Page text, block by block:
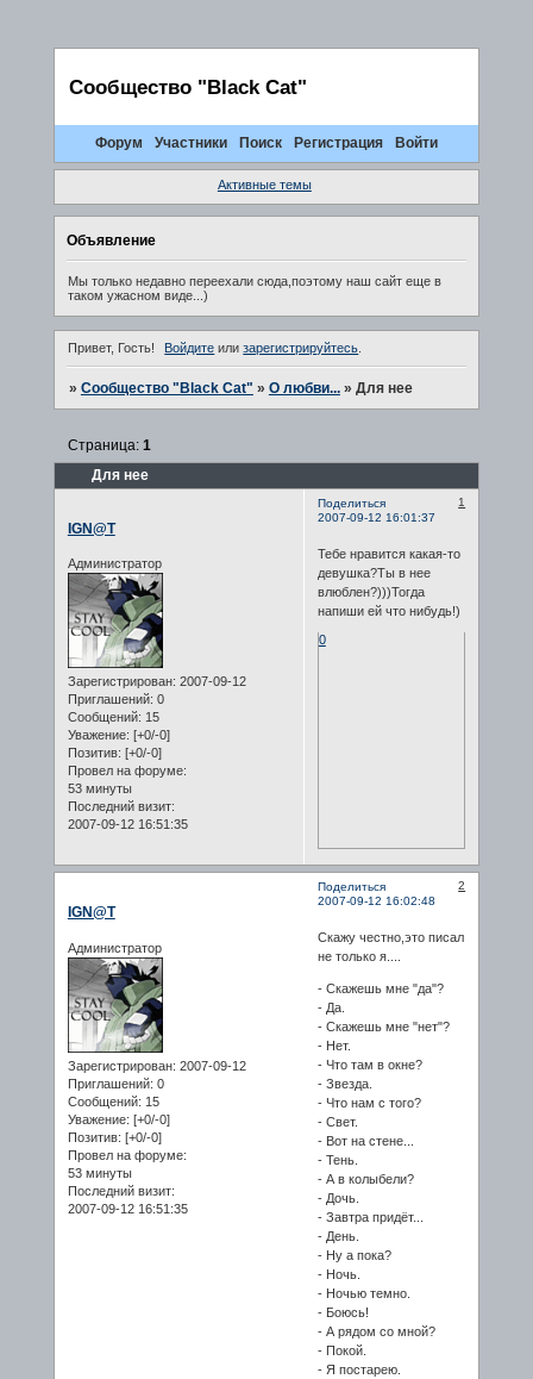
Сообщество "Black Cat"
Форум Участники Поиск Регистрация Войти
Активные темы
Объявление
Мы только недавно переехали сюда,поэтому наш сайт еще в
таком ужасном виде...)
Привет, Гость! Войдите илизарегистрируйтесь
» Сообщество "Black Cat" » О любви... » Для нее
Для нее
Страница: 1
Поделиться
1
2007-09-12 16:01:37
IGN@T
Администратор
Зарегистрирован: 2007-09-12
Приглашений: 0
Сообщений: 15
Уважение: [+0/-0]
Позитив: [+0/-0]
Провел на форуме:
53 минуты
Последний визит:
2007-09-12 16:51:35
Тебе нравится какая-то
девушка?Ты в нее
влюблен?)))Тогда
напиши ей что нибудь!)
0
Поделиться
2
2007-09-12 16:02:48
IGN@T
Администратор
Зарегистрирован: 2007-09-12
Приглашений: 0
Сообщений: 15
Уважение: [+0/-0]
Позитив: [+0/-0]
Провел на форуме:
53 минуты
Последний визит:
2007-09-12 16:51:35
Скажу честно,это писал
не только я....
- Скажешь мне "да"?
- Да.
- Скажешь мне "нет"?
- Нет.
- Что там в окне?
- Звезда.
- Что нам с того?
- Свет.
- Вот на стене...
- Тень.
- А в колыбели?
- Дочь.
- Завтра придёт...
- День.
- Ну а пока?
- Ночь.
- Ночью темно.
- Боюсь!
- А рядом со мной?
- Покой.
- Я постарею.